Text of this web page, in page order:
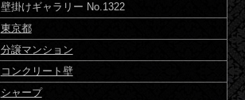
壁掛けギャラリー No.1322
東京都
分譲マンション
コンクリート壁
シャープ